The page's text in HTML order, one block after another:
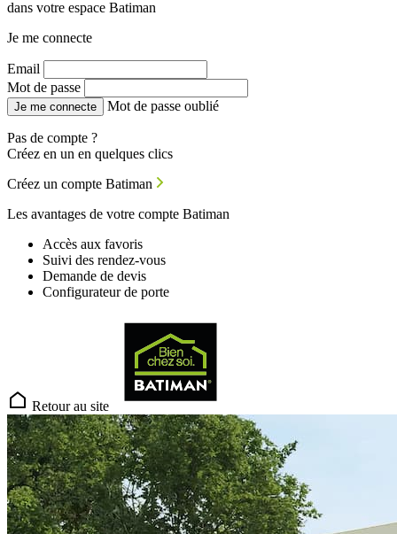
dans votre espace Batiman
Je me connecte
Email
Mot de passe
Je me connecte Mot de passe oublié
Pas de compte ?
Créez en un en quelques clics
Créez un compte Batiman
Les avantages de votre compte Batiman
Accès aux favoris
Suivi des rendez-vous
Demande de devis
Configurateur de porte
Retour au site